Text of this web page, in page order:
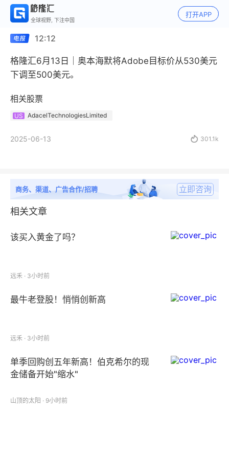
全球视野, 下注中国
打开APP
12:12
格隆汇6月13日｜奥本海默将Adobe目标价从530美元
下调至500美元。
相关股票
US AdacelTechnologiesLimited
2025-06-13  301.1k
商务、渠道、广告合作/招聘 立即咨询
相关文章
该买入黄金了吗？
远禾 · 3小时前
最牛老登股！悄悄创新高
远禾 · 3小时前
单季回购创五年新高！伯克希尔的现
金储备开始"缩水"
山顶的太阳 · 9小时前